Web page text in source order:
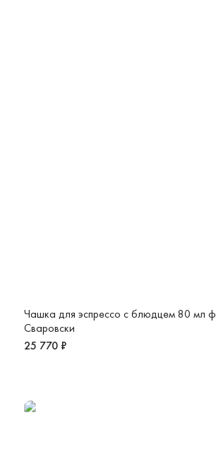
Чашка для эспрессо с блюдцем 80 мл
Сваровски
25 770 ₽